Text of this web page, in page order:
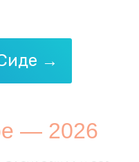
→
— 2026